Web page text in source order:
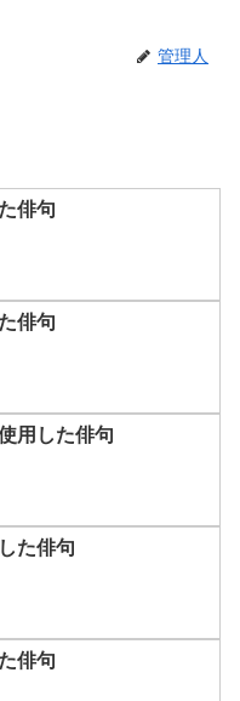
管理人
俳句
俳句
用した俳句
た俳句
俳句